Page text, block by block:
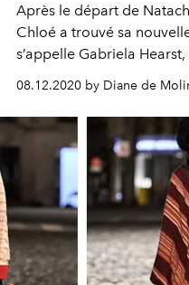
Après le départ de
Chloé a trouvé sa
s’appelle Gabriela
créative et a un sens
08.12.2020 by Diane de